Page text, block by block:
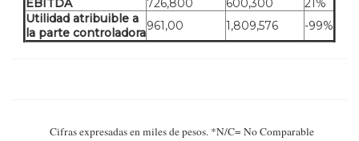
EBITDA
726,800 600,300
21%
Utilidad atribuible a
la parte controladora961,00 1,809,576 -99%
Cifras expresadas en miles de pesos. *N/C= No Comparable